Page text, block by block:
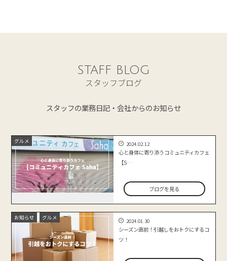
STAFF BLOG
スタッフブログ
スタッフの業務日記・会社からのお知らせ
グルメ 2024.02.12
心と身体に寄り添うコミュニティカフェ
【S…
ブログを見る
お知らせ グルメ 2024.01.30
シーズン直前！引越しをおトクにするコ
ツ！